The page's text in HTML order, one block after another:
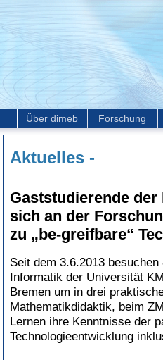
Über dimeb Forschung
Aktuelles -
Gaststudierende
sich an der
zu „be-greifbare“
Seit dem 3.6.2013
Informatik der Universität
Bremen um in drei
Mathematikdidaktik, beim
Lernen ihre Kenntnisse der
Technologieentwicklung